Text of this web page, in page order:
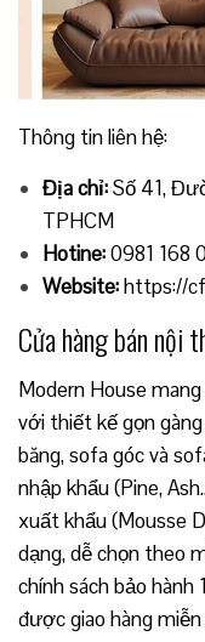
Thông tin liên hệ:
Địa chỉ:Số 41,
TPHCM
Hotine:0981 168
Website:https://
Cửa hàng bán nội
Modern House
với thiết kế gọn
băng, sofa góc và
nhập khẩu (Pine,
xuất khẩu (Mousse
dạng, dễ chọn theo
chính sách bảo hành
được giao hàng